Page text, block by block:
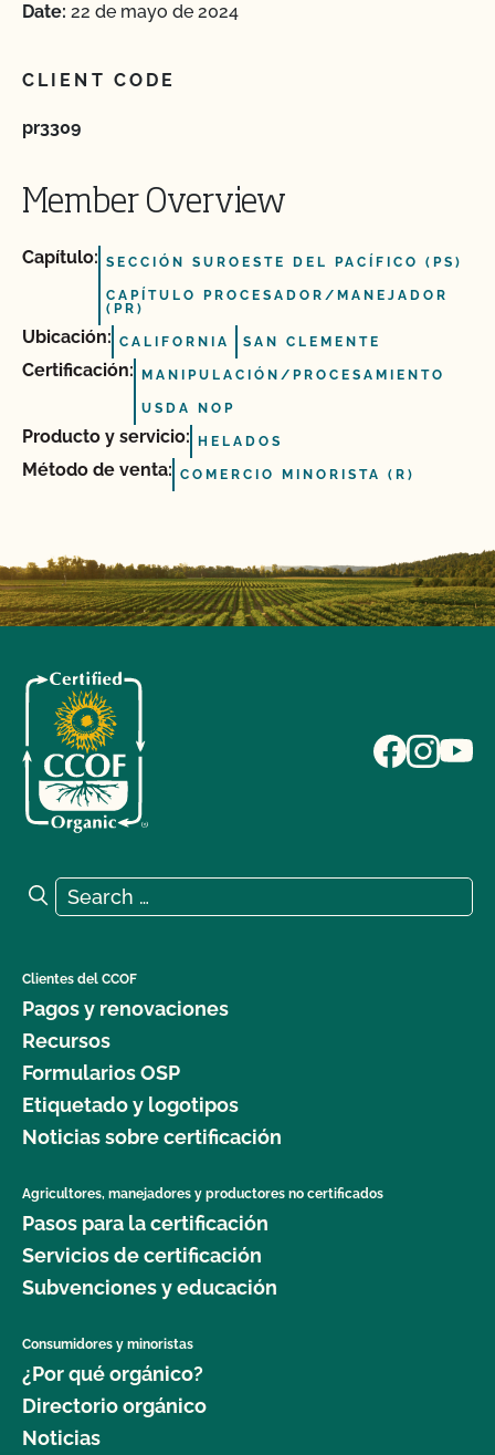
Date: 22 de mayo de 2024
CLIENT CODE
pr3309
Member Overview
Capítulo: SECCIÓN SUROESTE DEL PACÍFICO (PS)
CAPÍTULO PROCESADOR/MANEJADOR
(PR)
Ubicación: CALIFORNIA SAN CLEMENTE
Certificación: MANIPULACIÓN/PROCESAMIENTO
USDA NOP
Producto y servicio: HELADOS
Método de venta: COMERCIO MINORISTA (R)
Search for:
Search
Clientes del CCOF
Pagos y renovaciones
Recursos
Formularios OSP
Etiquetado y logotipos
Noticias sobre certificación
Agricultores, manejadores y productores no certificados
Pasos para la certificación
Servicios de certificación
Subvenciones y educación
Consumidores y minoristas
¿Por qué orgánico?
Directorio orgánico
Noticias